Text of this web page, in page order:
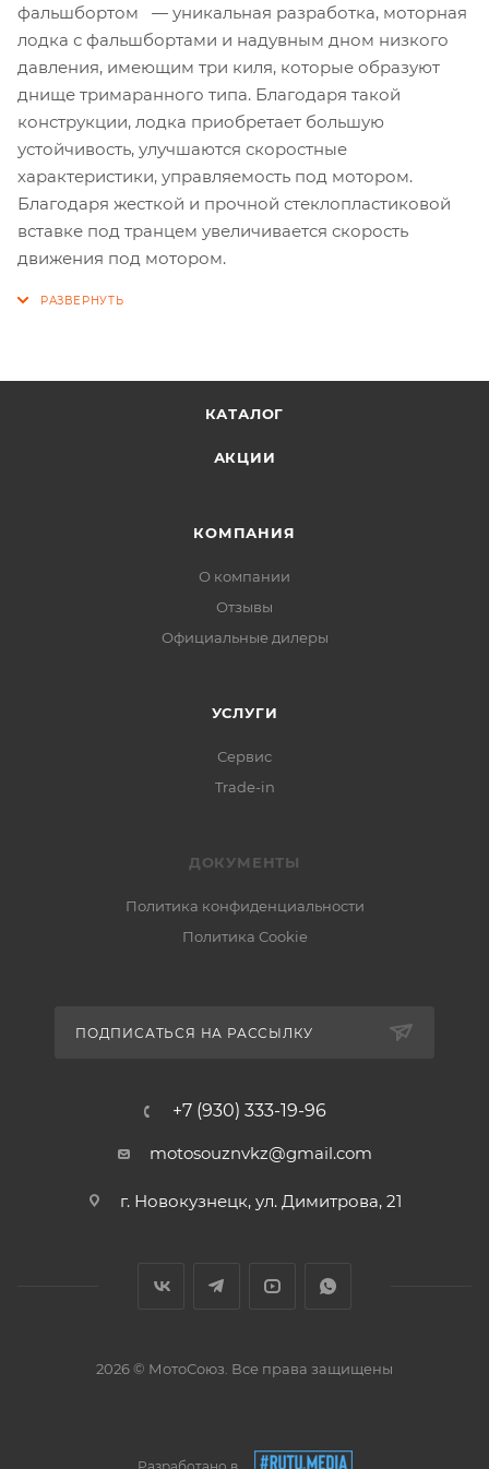
фальшбортом — уникальная разработка, моторная
лодка с фальшбортами и надувным дном низкого
давления, имеющим три киля, которые образуют
днище тримаранного типа. Благодаря такой
конструкции, лодка приобретает большую
устойчивость, улучшаются скоростные
характеристики, управляемость под мотором.
Благодаря жесткой и прочной стеклопластиковой
вставке под транцем увеличивается скорость
движения под мотором.
КАТАЛОГ
АКЦИИ
КОМПАНИЯ
О компании
Отзывы
Официальные дилеры
УСЛУГИ
Сервис
Trade-in
ДОКУМЕНТЫ
Политика конфиденциальности
Политика Cookie
ПОДПИСАТЬСЯ НА РАССЫЛКУ
+7 (930) 333-19-96
motosouznvkz@gmail.com
г. Новокузнецк, ул. Димитрова, 21
2026 © МотоСоюз. Все права защищены
Разработано в